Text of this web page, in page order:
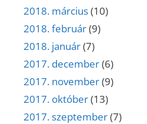
2018. március(10)
2018. február(9)
2018. január(7)
2017. december(6)
2017. november(9)
2017. október(13)
2017. szeptember(7)